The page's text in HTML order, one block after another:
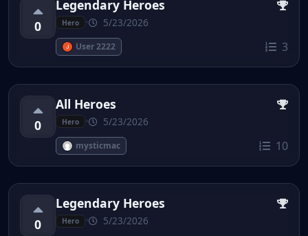
0
Legendary Heroes
Hero 5/23/2026
User 2222 3
0
All Heroes
Hero 5/23/2026
mysticmac 10
0
Legendary Heroes
Hero 5/23/2026